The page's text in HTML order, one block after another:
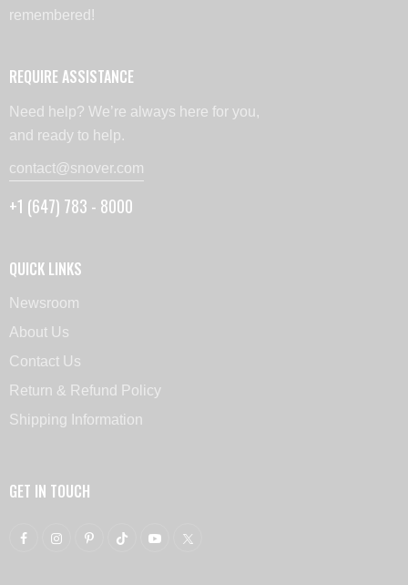
remembered!
REQUIRE ASSISTANCE
Need help? We’re always here for you,
and ready to help.
contact@snover.com
+1 (647) 783 - 8000
QUICK LINKS
Newsroom
About Us
Contact Us
Return & Refund Policy
Shipping Information
GET IN TOUCH